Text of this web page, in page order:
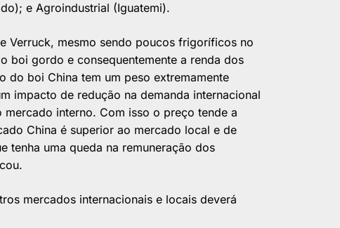
e Agroindustrial (Iguatemi).
Verruck, mesmo sendo poucos frigoríficos no
boi gordo e consequentemente a renda dos
do boi China tem um peso extremamente
impacto de redução na demanda internacional
interno. Com isso o preço tende a
China é superior ao mercado local e de
tenha uma queda na remuneração dos
mercados internacionais e locais deverá